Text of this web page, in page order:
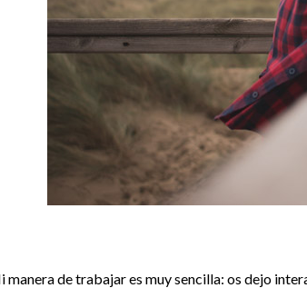
manera de trabajar es muy sencilla: os dejo